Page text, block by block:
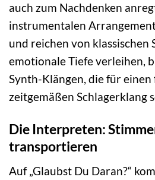
auch zum Nachdenken
instrumentalen
und reichen von klassischen
emotionale Tiefe verleihen,
Synth-Klängen, die für einen
zeitgemäßen Schlagerklang
Die Interpreten:
transportieren
Auf „Glaubst Du Daran?“